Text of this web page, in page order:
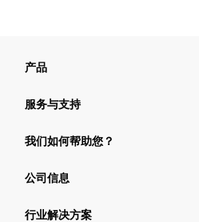
产品
服务与支持
我们如何帮助您？
公司信息
行业解决方案